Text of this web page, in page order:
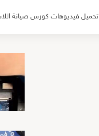
تحميل فيديوهات كورس صيانة